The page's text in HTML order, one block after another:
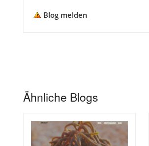
Blog melden
Ähnliche Blogs